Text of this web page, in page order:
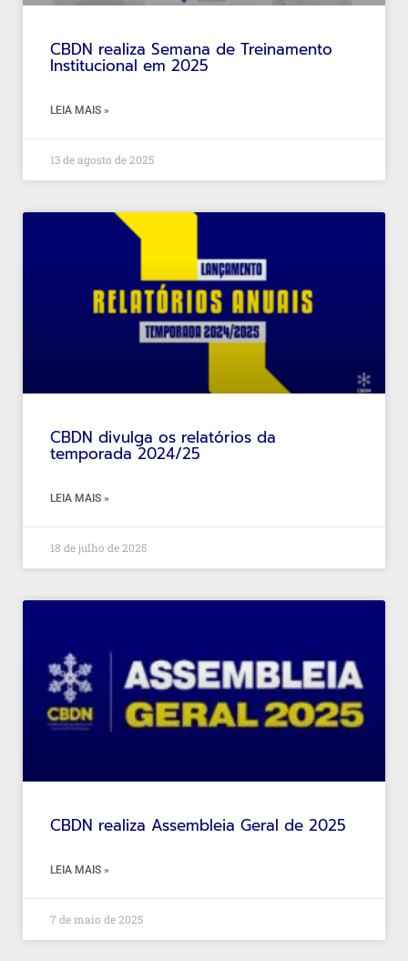
CBDN realiza Semana de Treinamento
Institucional em 2025
LEIA MAIS »
13 de agosto de 2025
CBDN divulga os relatórios da
temporada 2024/25
LEIA MAIS »
18 de julho de 2025
CBDN realiza Assembleia Geral de 2025
LEIA MAIS »
7 de maio de 2025